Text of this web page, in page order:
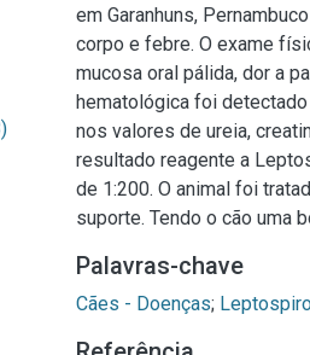
em Garanhuns,
corpo e febre. O exame
mucosa oral pálida, dor a
hematológica foi
nos valores de ureia,
resultado reagente a
de 1:200. O animal foi
suporte. Tendo o cão uma
Palavras-chave
Cães - Doenças;